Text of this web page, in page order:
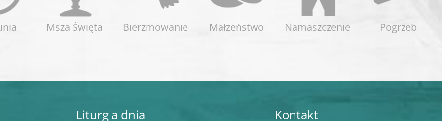
Msza Święta Bierzmowanie Małżeństwo Namaszczenie Pogrzeb
Liturgia dnia Kontakt